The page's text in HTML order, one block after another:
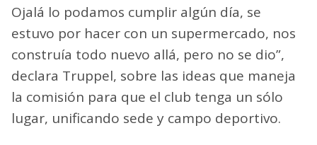
Ojalá lo podamos cumplir algún día, se
estuvo por hacer con un supermercado, nos
construía todo nuevo allá, pero no se dio”,
declara Truppel, sobre las ideas que maneja
la comisión para que el club tenga un sólo
lugar, unificando sede y campo deportivo.